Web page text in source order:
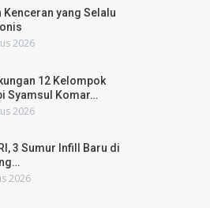
Kenceran yang Selalu
2026
12 Kelompok
Syamsul Komar…
2026
3 Sumur Infill Baru di
2026